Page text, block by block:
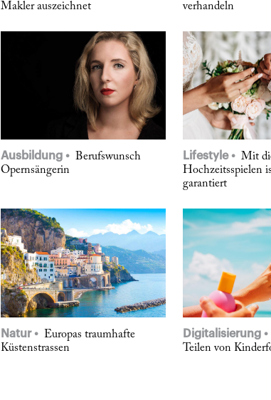
Makler auszeichnet
verhandeln
Ausbildung
Berufswunsch
Opernsängerin
Lifestyle
Mit
Hochzeitsspielen
garantiert
Natur
Europas traumhafte
Küstenstrassen
Digitalisierung
Teilen von